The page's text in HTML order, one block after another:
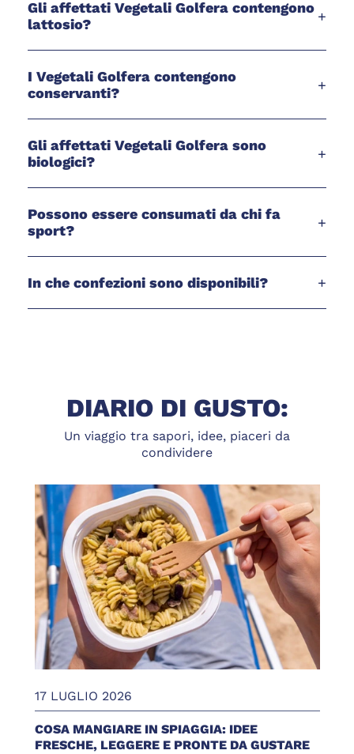
Gli affettati Vegetali Golfera contengono
lattosio?
+
I Vegetali Golfera contengono
conservanti?
+
Gli affettati Vegetali Golfera sono
biologici?
+
Possono essere consumati da chi fa
sport?
+
In che confezioni sono disponibili? +
DIARIO DI GUSTO:
Un viaggio tra sapori, idee, piaceri da
condividere
17 LUGLIO 2026
COSA MANGIARE IN SPIAGGIA: IDEE
FRESCHE, LEGGERE E PRONTE DA GUSTARE